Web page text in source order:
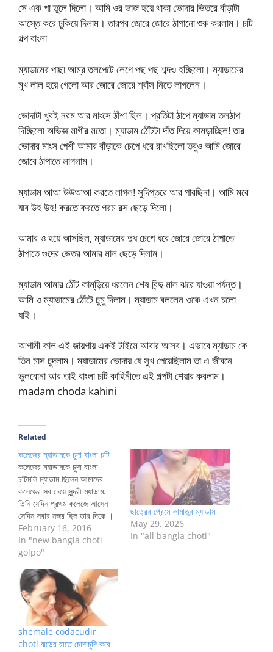
সে এক পা তুলে দিলো। আমি ওর ভাজ হয়ে থাকা ভোদার ভিতরে বাঁড়াটা
আস্তে করে ঢুকিয়ে দিলাম। তারপর জোরে জোরে ঠাপানো শুরু করলাম। চটি
গল্প বাংলা
ম্যাডামের পাছা আম্‌র তলপেটে লেগে পছ পছ শব্দও হচ্ছিলো। ম্যাডামের
মুখ লাল হয়ে গেলো আর জোরে জোরে শ্বাঁস নিতে লাগলেন।
ভোদাটা খুবই নরম আর মাংসে ঠাঁশা ছিল। প্রতিটা ঠাপে ম্যাডাম তলঠাপ
দিচ্ছিলো অভিজ্ঞ মাগীর মতো। ম্যাডাম ঠোঁটটা দাঁত দিয়ে কামড়াচ্ছিল! তার
ভোদার মাংস পেশী আমার বাঁড়াকে চেপে ধরে রাখছিলো তবুও আমি জোরে
জোরে ঠাপাতে লাগলাম।
ম্যাডাম আআ উউআআ করতে লাগল! সুদিপ্তরে আর পারছিনা। আমি মরে
যাব উহ উহ! করতে করতে গরম রস ছেড়ে দিলো।
আমার ও হয়ে আসছিল, ম্যাডামের দুধ চেপে ধরে জোরে জোরে ঠাপাতে
ঠাপাতে গুদের ভেতর আমার মাল ছেড়ে দিলাম।
ম্যাডাম আমার ঠোঁট কাম্‌ড়িয়ে ধরলেন শেষ বিন্দু মাল ঝরে যাওয়া পর্যন্ত।
আমি ও ম্যাডামের ঠোঁটে চুমু দিলাম। ম্যাডাম বললেন ওকে এখন চলো
যাই।
আগামী কাল এই জায়গায় একই টাইমে আবার আসব। এভাবে ম্যাডাম কে
তিন মাস চুদলাম। ম্যাডামের ভোদায় যে সুখ পেয়েছিলাম তা এ জীবনে
ভুলবোনা আর তাই বাংলা চটি কাহিনীতে এই গল্পটা শেয়ার করলাম।
madam choda kahini
Related
কলেজের ম্যাডামকে চুদা বাংলা চটি
কলেজের ম্যাডামকে চুদা বাংলা
চটিমলি ম্যাডাম ছিলেন আমাদের
কলেজের সব চেয়ে সুন্দরী ম্যাডাম.
তিনি যেদিন প্রথম কলেজে আসেন
সেদিন সবার নজর ছিল তার দিকে ।
অসম্ভব সুন্দরী মলি ম্যাডামের কাঁধ
পর্যন্তও চুল ছিল, পাতলা
ব্লাউসেরভেতর দিয়ে দুধ দুটো ফুলে
শাড়িপরনে ছিল তার. পরে
জানলামতিনি বিবাহিতা.
দেখতেদেখতে…
February 16, 2016
In "new bangla choti
golpo"
ছাত্রের প্রেমে কামাতুর ম্যাডাম
May 29, 2026
In "all bangla choti"
shemale codacudir
choti ঝড়ের রাতে চোদাচুদি করে